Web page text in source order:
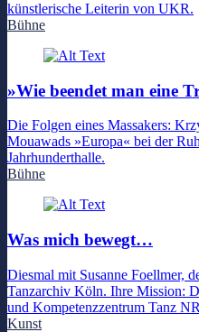
künstlerische Leiterin von UKR.
Bühne
»Wie beendet man eine
Die Folgen eines Massakers:
Mouawads »Europa« bei der
Jahrhunderthalle.
Bühne
Was mich bewegt…
Diesmal mit Susanne Foellmer,
Tanzarchiv Köln. Ihre Mission:
und Kompetenzzentrum Tanz
Kunst